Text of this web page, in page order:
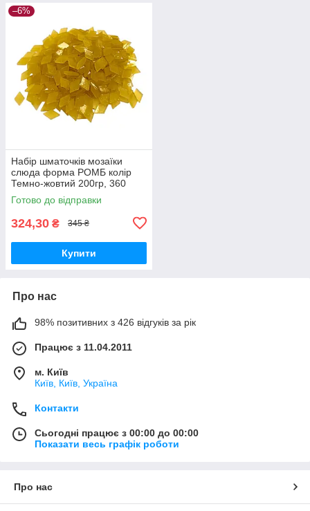
–6%
Набір шматочків мозаїки
слюда форма РОМБ колір
Темно-жовтий 200гр, 360
штук розмір 10*16*2,7мм
Готово до відправки
324,30 ₴ 345 ₴
Купити
Про нас
98% позитивних з 426 відгуків за рік
Працює з 11.04.2011
м. Київ
Київ, Київ, Україна
Контакти
Сьогодні працює з 00:00 до 00:00
Показати весь графік роботи
Про нас